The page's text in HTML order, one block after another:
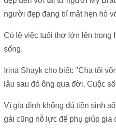
người đẹp đang bí mật hẹn hò
Có lẽ việc tuổi thơ lớn lên trong
sống.
Irina Shayk cho biết: "Cha tôi
lâu sau đó ông qua đời. Cuộc
Vì gia đình không đủ tiền sinh
gái cũng nỗ lực để phụ giúp gia